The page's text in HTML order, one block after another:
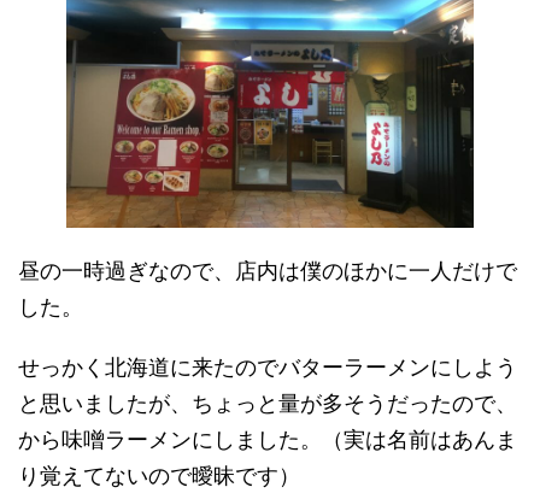
昼の一時過ぎなので、店内は僕のほかに一人だけで
した。
せっかく北海道に来たのでバターラーメンにしよう
と思いましたが、ちょっと量が多そうだったので、
から味噌ラーメンにしました。（実は名前はあんま
り覚えてないので曖昧です）